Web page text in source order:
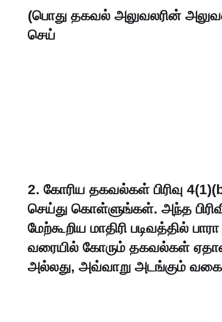
(பொது தகவல் அலுவலரின்
செய்
2. கோரிய தகவல்கள் பிரிவு
செய்து கொள்ளுங்கள். அந்த
மேற்கூறிய மாதிரி படிவத்தில்
வரையில் கோரும் தகவல்கள்
அல்லது, அவ்வாறு அடங்கும்